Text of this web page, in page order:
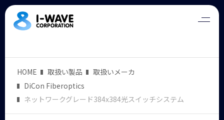
HOME 取扱い製品
取扱いメーカ
DiCon Fiberoptics
ネットワークグレード384x384光スイッチシステム